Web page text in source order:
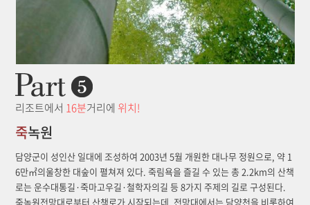
리조트에서 16분거리에 위치!
죽녹원
담양군이 성인산 일대에 조성하여 2003년 5월 개원한 대나무 정원으로, 약 1
6만㎡의울창한 대숲이 펼쳐져 있다. 죽림욕을 즐길 수 있는 총 2.2km의 산책
로는 운수대통길·죽마고우길·철학자의길 등 8가지 주제의 길로 구성된다.
죽녹원전망대로부터 산책로가 시작되는데, 전망대에서는 담양천을 비롯하여